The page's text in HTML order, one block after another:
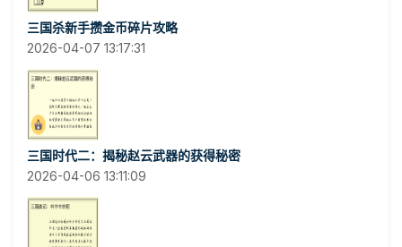
三国杀新手攒金币碎片攻略
2026-04-07 13:17:31
三国时代二：揭秘赵云武器的获得秘密
2026-04-06 13:11:09